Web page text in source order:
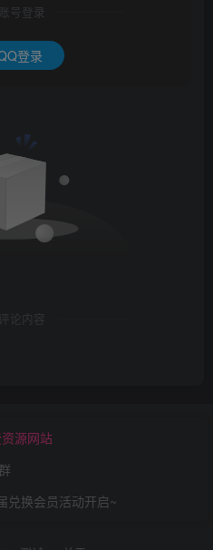
号登录
登录
论内容
源网站
兑换会员活动开启~